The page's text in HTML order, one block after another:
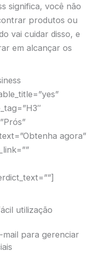
significa, você não
produtos ou
vai cuidar disso, e
em alcançar os
agora”
utilização
mail para gerenciar